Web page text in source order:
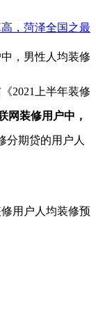
，菏泽全国之最
，男性人均装修
2021上半年装修
网装修用户中，
分期贷的用户人
用户人均装修预